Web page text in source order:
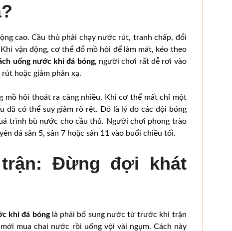
cao. Cầu thủ phải chạy nước rút, tranh chấp, đổi
vận động, cơ thể đổ mồ hôi để làm mát, kéo theo
uống nước khi đá bóng, người chơi rất dễ rơi vào
hoặc giảm phản xạ.
hôi thoát ra càng nhiều. Khi cơ thể mất chỉ một
đã có thể suy giảm rõ rệt. Đó là lý do các đội bóng
trình bù nước cho cầu thủ. Người chơi phong trào
đá sân 5, sân 7 hoặc sân 11 vào buổi chiều tối.
Đừng đợi khát
khi đá bónglà phải bổ sung nước từ trước khi trận
mua chai nước rồi uống vội vài ngụm. Cách này